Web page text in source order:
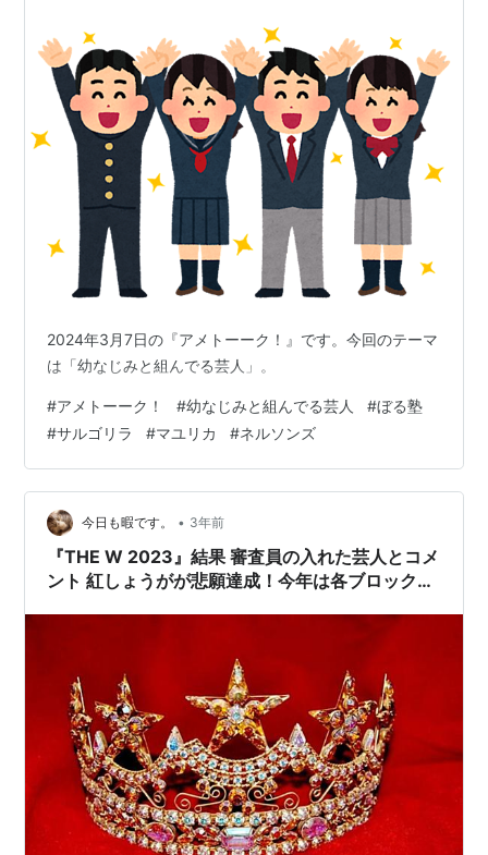
2024年3月7日の『アメトーーク！』です。今回のテーマ
は「幼なじみと組んでる芸人」。
#アメトーーク！ #幼なじみと組んでる芸人 #ぼる塾
#サルゴリラ #マユリカ #ネルソンズ
今日も暇です。 • 3年前
『THE W 2023』結果 審査員の入れた芸人とコメ
ント 紅しょうがが悲願達成！今年は各ブロック圧